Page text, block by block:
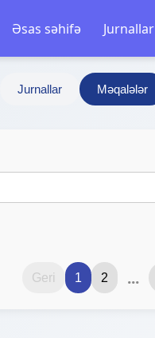
Əsas səhifə Jurnallar
Jurnallar Məqalələr
Geri 1 2 ...